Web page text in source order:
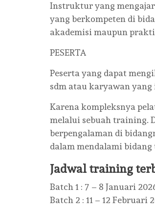
Instruktur yang
yang berkompeten di
akademisi maupun
PESERTA
Peserta yang dapat
sdm atau karyawan yang
Karena kompleksnya
melalui sebuah training.
berpengalaman di
dalam mendalami
Jadwal training
Batch 1 : 7 – 8 Januari
Batch 2 : 11 – 12 Februari